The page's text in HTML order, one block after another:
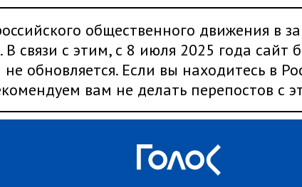
общественного движения в
В связи с этим, с 8 июля 2025 года сайт
обновляется. Если вы находитесь в
вам не делать перепостов с